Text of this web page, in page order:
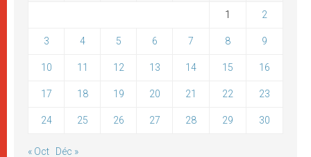
1 2
3 4 5 6 7 8 9
10 11 12 13 14 15 16
17 18 19 20 21 22 23
24 25 26 27 28 29 30
« Oct Déc »